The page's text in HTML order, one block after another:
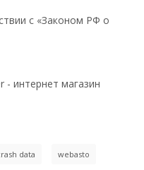
с «Законом РФ о
- интернет магазин
data webasto